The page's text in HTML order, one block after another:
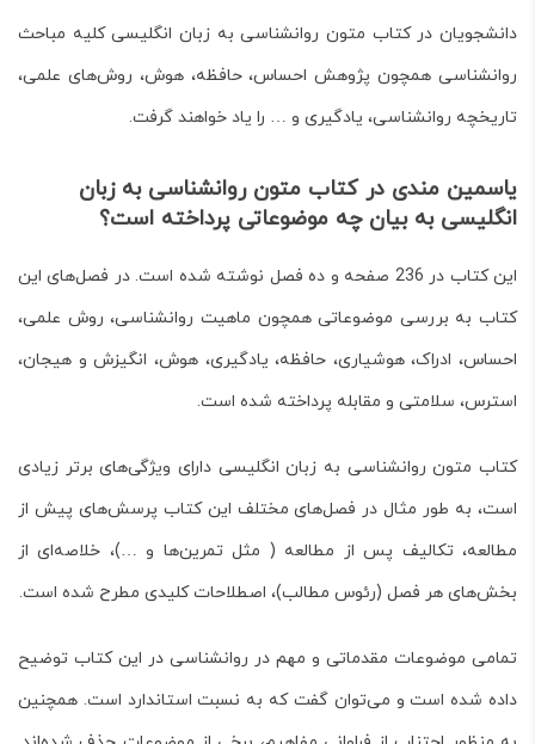
دانشجویان در کتاب متون روانشناسی به زبان انگلیسیکلیه مباحث
روانشناسی همچون پژوهش احساس، حافظه، هوش، روش‌های علمی،
تاریخچه روانشناسی، یادگیری و … را یاد خواهند گرفت.
یاسمین مندی در کتاب متون روانشناسی به زبان
انگلیسی به بیان چه موضوعاتی پرداخته است؟
این کتاب در 236 صفحه و ده فصل نوشته شده است. در فصل‌های این
کتاب به بررسی موضوعاتی همچون ماهیت روانشناسی، روش علمی،
احساس، ادراک، هوشیاری، حافظه، یادگیری، هوش، انگیزش و هیجان،
استرس، سلامتی و مقابله پرداخته شده است.
کتاب متون روانشناسی به زبان انگلیسی دارای ویژگی‌های برتر زیادی
است، به طور مثال در فصل‌های مختلف این کتاب پرسش‌های پیش از
مطالعه، تکالیف پس از مطالعه ( مثل تمرین‌ها و …)، خلاصه‌ای از
بخش‌های هر فصل (رئوس مطالب)، اصطلاحات کلیدی مطرح شده است.
تمامی موضوعات مقدماتی و مهم در روانشناسی در این کتاب توضیح
داده شده است و می‌توان گفت که به نسبت استاندارد است. همچنین